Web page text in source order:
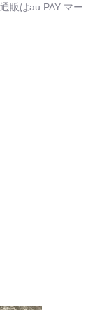
販はau PAY マー